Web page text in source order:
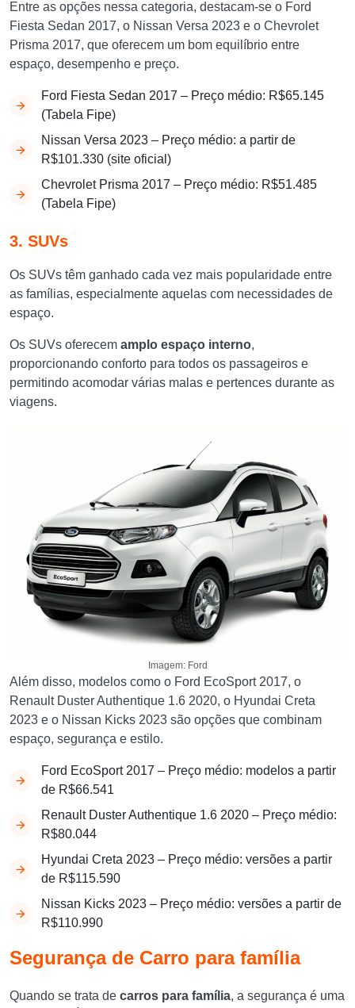
Entre as opções nessa categoria, destacam-se o Ford
Fiesta Sedan 2017, o Nissan Versa 2023 e o Chevrolet
Prisma 2017, que oferecem um bom equilíbrio entre
espaço, desempenho e preço.
Ford Fiesta Sedan 2017 – Preço médio: R$65.145
(Tabela Fipe)
Nissan Versa 2023 – Preço médio: a partir de
R$101.330 (site oficial)
Chevrolet Prisma 2017 – Preço médio: R$51.485
(Tabela Fipe)
3. SUVs
Os SUVs têm ganhado cada vez mais popularidade entre
as famílias, especialmente aquelas com necessidades de
espaço.
Os SUVs oferecem amplo espaço interno,
proporcionando conforto para todos os passageiros e
permitindo acomodar várias malas e pertences durante as
viagens.
Imagem: Ford
Além disso, modelos como o Ford EcoSport 2017, o
Renault Duster Authentique 1.6 2020, o Hyundai Creta
2023 e o Nissan Kicks 2023 são opções que combinam
espaço, segurança e estilo.
Ford EcoSport 2017 – Preço médio: modelos a partir
de R$66.541
Renault Duster Authentique 1.6 2020 – Preço médio:
R$80.044
Hyundai Creta 2023 – Preço médio: versões a partir
de R$115.590
Nissan Kicks 2023 – Preço médio: versões a partir de
R$110.990
Segurança de Carro para família
Quando se trata de carros para família, a segurança é uma